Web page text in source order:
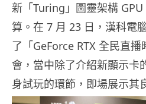
新「Turing」圖靈架構
算。在 7 月 23 日，漢科電
了「GeForce RTX 全民直
會，當中除了介紹新顯示卡
身試玩的環節，即場展示其